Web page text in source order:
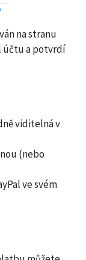
na stranu
účtu a potvrdí
viditelná v
(nebo
ve svém